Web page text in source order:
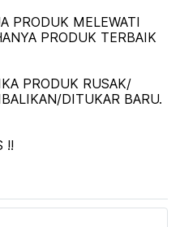
PRODUK MELEWATI
PRODUK TERBAIK
PRODUK RUSAK/
DITUKAR BARU.
!!